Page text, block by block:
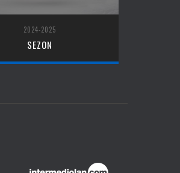
2024-2025
SEZON